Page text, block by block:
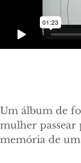
Um álbum de
mulher passear
memória de